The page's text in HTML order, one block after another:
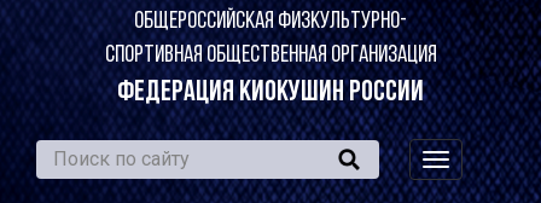
ОБЩЕРОССИЙСКАЯ ФИЗКУЛЬТУРНО-
СПОРТИВНАЯ ОБЩЕСТВЕННАЯ ОРГАНИЗАЦИЯ
ФЕДЕРАЦИЯ КИОКУШИН РОССИИ
навигация
по